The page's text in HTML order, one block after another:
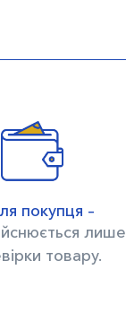
покупця –
лише
товару.